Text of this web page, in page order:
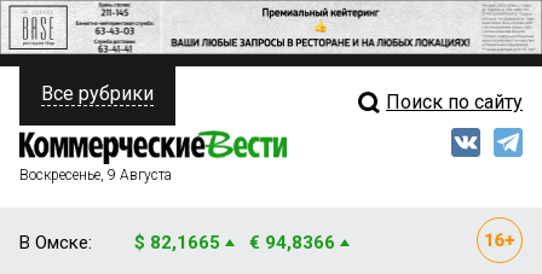
ПОЛИТИКА
ФИНАНСЫ
Свежий выпуск
Все рубрики Поиск по сайту
Воскресенье, 9 Августа
В Омске: $ 82,1665 € 94,8366